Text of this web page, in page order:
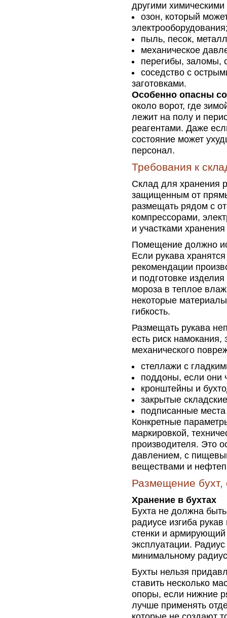
другими
озон, который
пыль, песок,
механическое
перегибы, заломы,
соседство с
заготовками.
Особенно опасны
около ворот, где
лежит на полу и
реагентами. Даже
состояние может
персонал.
Требования к
Склад для хранения
защищенным от
размещать рядом с
компрессорами,
и участками
Помещение должно
Если рукава
рекомендации
и подготовке
мороза в теплое
некоторые
гибкость.
Размещать рукава
есть риск намокания,
механического
стеллажи с
поддоны, если они
кронштейны и
закрытые
подписанные
Конкретные
маркировкой,
производителя. Это
давлением, с
веществами и
Размещение бухт,
Хранение в бухтах
Бухта не должна
радиусе изгиба
стенки и
эксплуатации.
минимальному
Бухты нельзя
ставить несколько
опоры, если нижние
лучше применять